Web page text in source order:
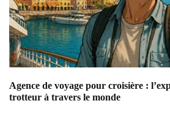
Agence de voyage pour croisière :
trotteur à travers le monde